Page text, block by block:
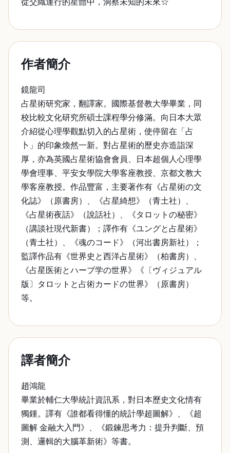
從交織運行的星體中，洞察未知的未來☆
作者簡介
鏡龍司
占星術研究家，翻譯家。國際基督教大學畢業，同
校比較文化研究所碩士課程學分修滿。向日本大眾
介紹從心理學觀點切入的占星術，使停留在「占
卜」的印象煥然一新。對占星術的歷史亦造詣深
厚，亦為英國占星術協會會員、日本超個人心理學
學會理事、平安女學院大學客座教授、京都文教大
學客座教授。作品豐富，主要著作有《占星術の文
化誌》（原書房）、《占星綺想》（青土社）、
《占星術夜話》（說話社）、《タロットの秘密》
（講談社現代新書）；譯作有《ユングと占星術》
（青土社）、《魂のコード》（河出書房新社）；
監譯作品有《世界史と西洋占星術》（柏書房）、
《占星医術とハーブ学の世界》《〔ヴィジュアル
版〕タロットと占術カードの世界》（原書房）
等。
譯者簡介
趙鴻龍
畢業於輔仁大學統計資訊系，對日本歷史文化情有
獨鍾。譯有《誰都看得懂的統計學超圖解》、《超
圖解 金融大入門》、《鍛鍊思考力：提升判斷、預
測、邏輯的大腦革新術》等書。